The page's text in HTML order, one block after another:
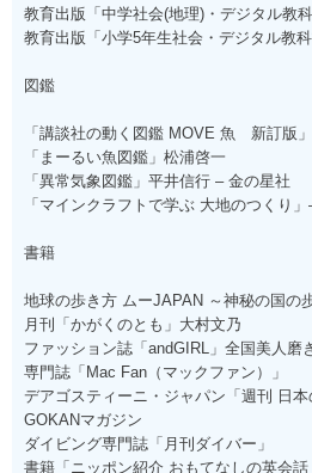
教育出版「中学社会(地理)・デジタル教科
教育出版「小学5年生社会・デジタル教科
図鑑
「講談社の動く図鑑 MOVE 魚 新訂版」
「まーるい魚図鑑」松浦啓一
「異常気象図鑑」平井信行 – 金の星社
「マインクラフトで学ぶ 大地のつくり
書籍
地球の歩き方 ムーJAPAN ～神秘の国の
月刊「かがくのとも」大村文乃
ファッション誌「andGIRL」全国美人磨
専門誌「Mac Fan（マックファン）」
デアゴスティーニ・ジャパン「週刊 日本
GOKANマガジン
ダイビング専門誌「月刊ダイバー」
書籍「ニッポン紹介 おもてなしの英会話